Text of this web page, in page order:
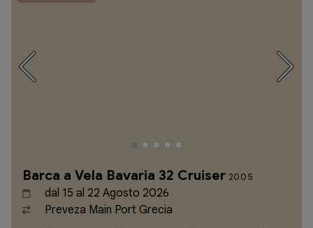
Barca a Vela Bavaria 32 Cruiser 2005
dal 15 al 22 Agosto 2026
Preveza Main Port Grecia